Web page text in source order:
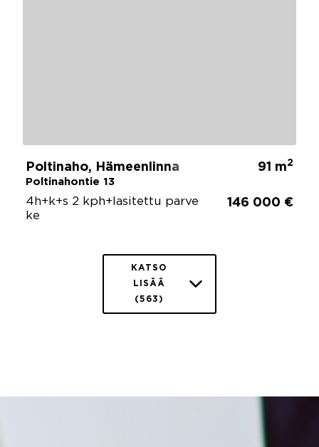
Poltinaho, Hämeenlinna
Poltinahontie 13
91 m2
4h+k+s 2 kph+lasitettu parve
ke
146 000 €
KATSO
LISÄÄ
(563)